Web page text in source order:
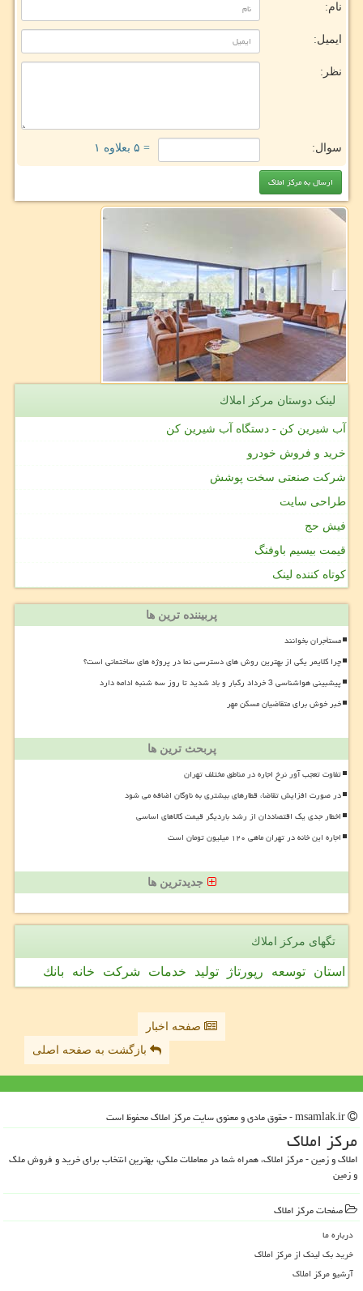
نام:
ایمیل:
نظر:
سوال: = ۵ بعلاوه ۱
لینک دوستان مركز املاك
آب شیرین کن - دستگاه آب شیرین کن
خرید و فروش خودرو
شرکت صنعتی سخت پوشش
طراحی سایت
فیش حج
قیمت بیسیم باوفنگ
کوتاه کننده لینک
پربیننده ترین ها
مستأجران بخوانند
چرا کلایمر یکی از بهترین روش های دسترسی نما در پروژه های ساختمانی است؟
پیشبینی هواشناسی 3 خرداد رگبار و باد شدید تا روز سه شنبه ادامه دارد
خبر خوش برای متقاضیان مسکن مهر
پربحث ترین ها
تفاوت تعجب آور نرخ اجاره در مناطق مختلف تهران
در صورت افزایش تقاضا، قطارهای بیشتری به ناوگان اضافه می شود
اخطار جدی یک اقتصاددان از رشد باردیگر قیمت کالاهای اساسی
اجاره این خانه در تهران ماهی ۱۲۰ میلیون تومان است
جدیدترین ها
تگهای مركز املاك
استان توسعه رپورتاژ تولید خدمات شركت خانه بانك
صفحه اخبار
بازگشت به صفحه اصلی
مركز املاك
املاک و زمین - مرکز املاک، همراه شما در معاملات ملکی، بهترین انتخاب برای خرید و فروش ملک
و زمین
صفحات مركز املاك
درباره ما
خرید بک لینک از مركز املاك
آرشیو مركز املاك